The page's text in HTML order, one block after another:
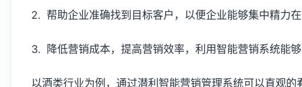
2. 帮助企业准确找到目标客户，以便企业能够集中精力在
3. 降低营销成本，提高营销效率，利用智能营销系统能
以酒类行业为例，通过潜利智能营销管理系统可以直观